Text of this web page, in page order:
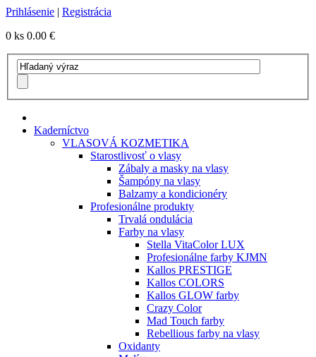
Prihlásenie | Registrácia
0 ks 0.00 €
Kaderníctvo
VLASOVÁ KOZMETIKA
Starostlivosť o vlasy
Zábaly a masky na vlasy
Šampóny na vlasy
Balzamy a kondicionéry
Profesionálne produkty
Trvalá ondulácia
Farby na vlasy
Stella VitaColor LUX
Profesionálne farby KJMN
Kallos PRESTIGE
Kallos COLORS
Kallos GLOW farby
Crazy Color
Mad Touch farby
Rebellious farby na vlasy
Oxidanty